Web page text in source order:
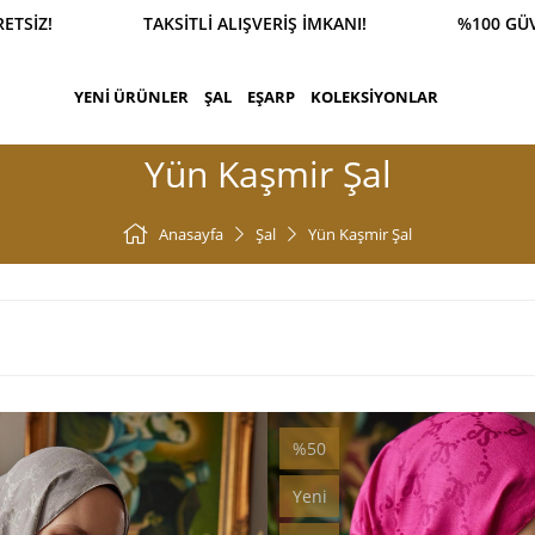
0543 900 41 41 1500 TL ÜZERİ KARGO
YENİ ÜRÜNLER ŞAL EŞARP KOLEKSİYONLAR
Yün Kaşmir Şal
Anasayfa Şal Yün Kaşmir Şal
%50
Kampanya
Yeni